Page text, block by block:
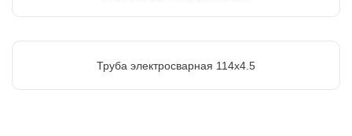
Труба электросварная 114х4.5